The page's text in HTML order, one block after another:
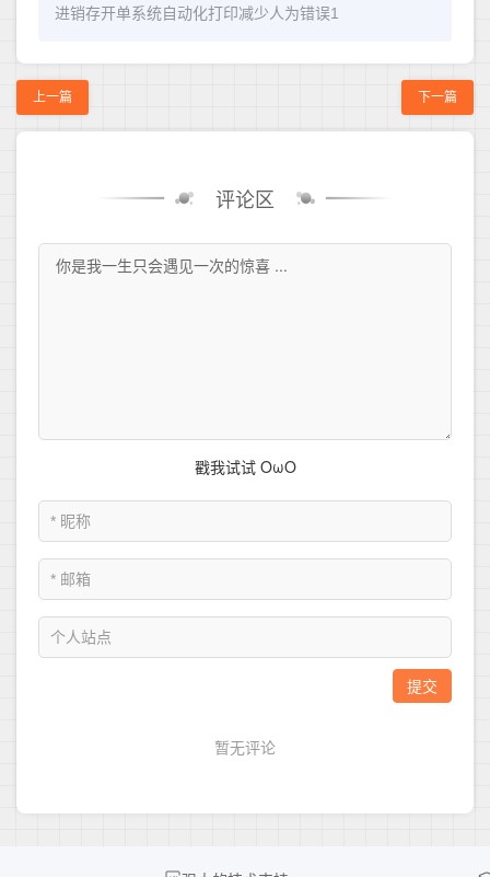
进销存开单系统自动化打印减少人为错误1
上一篇 下一篇
评论区